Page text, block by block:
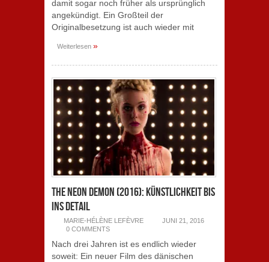
damit sogar noch früher als ursprünglich
angekündigt. Ein Großteil der
Originalbesetzung ist auch wieder mit
Weiterlesen »
The Neon Demon (2016): Künstlichkeit bis
ins Detail
MARIE-HÉLÈNE LEFÈVRE
JUNI 21, 2016
0 COMMENTS
Nach drei Jahren ist es endlich wieder
soweit: Ein neuer Film des dänischen